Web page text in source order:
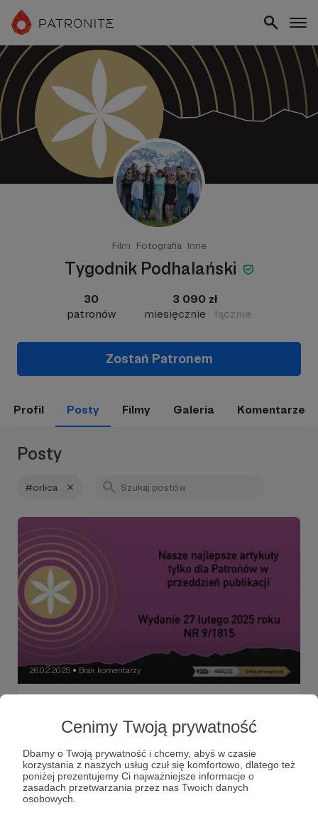
Cenimy Twoją prywatność
Dbamy o Twoją prywatność i chcemy, abyś w czasie
korzystania z naszych usług czuł się komfortowo, dlatego też
poniżej prezentujemy Ci najważniejsze informacje o
zasadach przetwarzania przez nas Twoich danych
osobowych.
Film Fotografia Inne
Tygodnik Podhalański
30
patronów
3 090 zł
miesięcznie
łącznie
Zostań Patronem
Profil Posty Filmy Galeria Komentarze
Posty
#orlica
26.02.2025 ● Brak komentarzy
Groźny, Chcą zabudować słynną polankę
Drodzy Patroni, zapraszamy do zapoznania się z naszymi
Podhalańskiego. Jutro dostępne dla wszystkich a dziś
specjalnie dla Państwa w podziękowaniu za wsparcie i
zaufanie.
#telewizjanowytarg #edwardsiarka #szczawnica
+2